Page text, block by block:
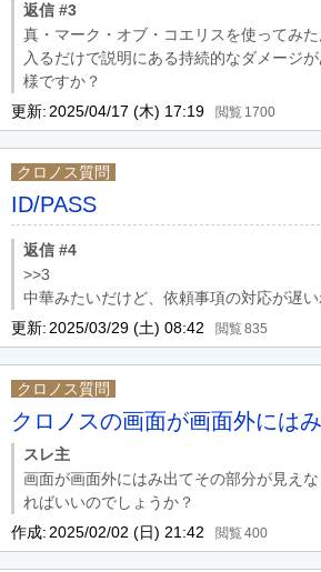
返信 #3
真・マーク・オブ・コエリスを使ってみ
入るだけで説明にある持続的なダメージ
様ですか？
更新: 2025/04/17 (木) 17:19 1700
クロノス質問
ID/PASS
返信 #4
>>3
中華みたいだけど、依頼事項の対応が遅い
更新: 2025/03/29 (土) 08:42 835
クロノス質問
クロノスの画面が画面外には
スレ主
画面が画面外にはみ出てその部分が見え
ればいいのでしょうか？
作成: 2025/02/02 (日) 21:42 400